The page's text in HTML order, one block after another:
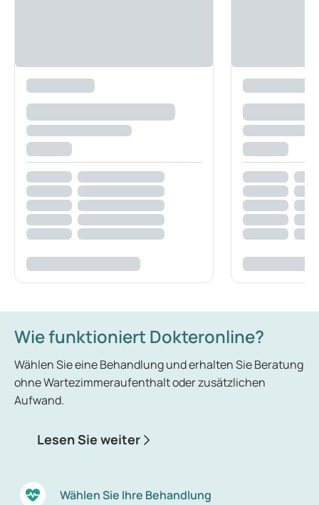
Wie funktioniert Dokteronline?
Wählen Sie eine Behandlung und erhalten Sie Beratung
ohne Wartezimmeraufenthalt oder zusätzlichen
Aufwand.
Lesen Sie weiter
Wählen Sie Ihre Behandlung